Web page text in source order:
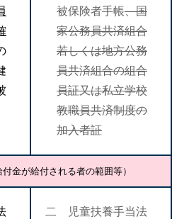
被保険者手帳、国
家公務員共済組合
若しくは地方公務
員共済組合の組合
員証又は私立学校
教職員共済制度の
加入者証
金が給付される者の範囲等）
二 児童扶養手当法